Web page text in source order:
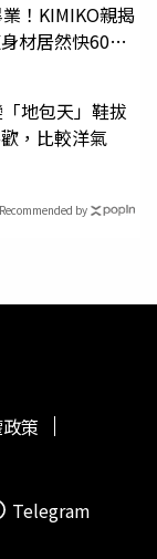
！KIMIKO親揭
材居然快60公
地包天」鞋拔
，比較洋氣
Recommended by
策
Telegram